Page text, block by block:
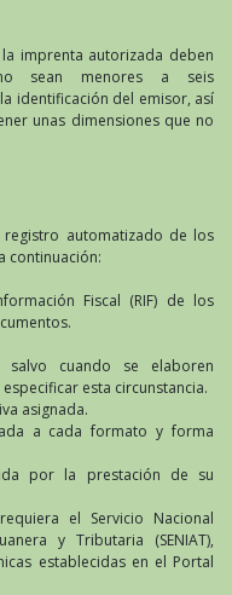
imprenta autorizada deben
sean menores a seis
identificación del emisor, así
unas dimensiones que no
automatizado de los
continuación:
Fiscal (RIF) de los
cuando se elaboren
esta circunstancia.
asignada.
a cada formato y forma
por la prestación de su
el Servicio Nacional
y Tributaria (SENIAT),
establecidas en el Portal